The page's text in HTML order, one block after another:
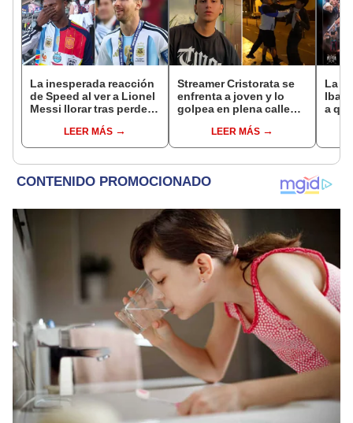
La inesperada reacción
de Speed al ver a Lionel
Messi llorar tras perder
EspañaLEER MÁS
Streamer Cristorata se
enfrenta a joven y lo
golpea en plena calle
LEER MÁS
La
Ibai
a